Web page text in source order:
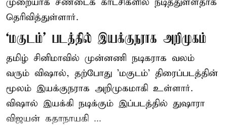
தெரிவித்துள்ளார்.
‘மகுடம்’ படத்தில் இயக்குநராக அறிமுகம்
தமிழ் சினிமாவில் முன்னணி நடிகராக வலம்
வரும் விஷால், தற்போது 'மகுடம்' திரைப்படத்தின்
மூலம் இயக்குநராக அறிமுகமாகி உள்ளார்.
விஷால் இயக்கி நடிக்கும் இப்படத்தில் துஷாரா
விஜயன் கதாநாயகி ...